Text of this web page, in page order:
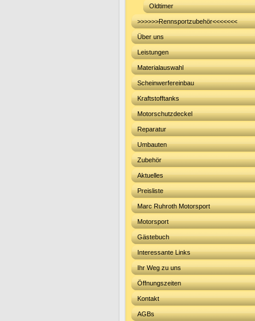
Oldtimer
>>>>>>Rennsportzubehör<<<<<<<
Über uns
Leistungen
Materialauswahl
Scheinwerfereinbau
Kraftstofftanks
Motorschutzdeckel
Reparatur
Umbauten
Zubehör
Aktuelles
Preisliste
Marc Ruhroth Motorsport
Motorsport
Gästebuch
Interessante Links
Ihr Weg zu uns
Öffnungszeiten
Kontakt
AGBs